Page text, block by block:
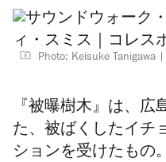
Photo: Keisuke Tanigawa
『被曝樹木』は、広
た、被ばくしたイチ
ションを受けたもの